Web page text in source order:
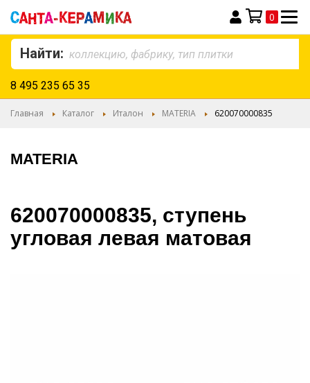
Моя корзина
0
Найти:
8 495 235 65 35
Главная Каталог Италон MATERIA 620070000835
MATERIA
620070000835, ступень
угловая левая матовая